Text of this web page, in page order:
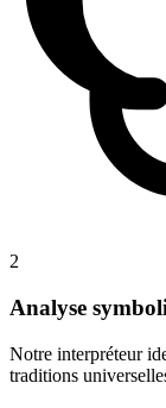
2
Analyse
Notre interpréteur
traditions